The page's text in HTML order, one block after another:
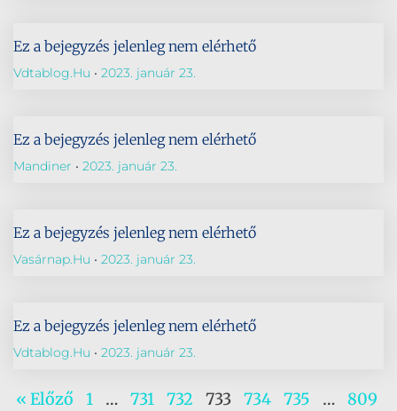
Ez a bejegyzés jelenleg nem elérhető
Vdtablog.hu 2023. január 23.
Ez a bejegyzés jelenleg nem elérhető
Mandiner 2023. január 23.
Ez a bejegyzés jelenleg nem elérhető
Vasárnap.hu 2023. január 23.
Ez a bejegyzés jelenleg nem elérhető
Vdtablog.hu 2023. január 23.
« Előző 1 … 731 732 733 734 735 …
809